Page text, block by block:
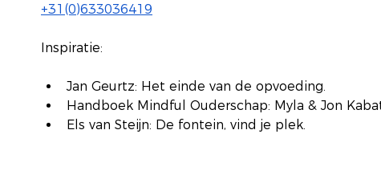
+31(0)633036419
Inspiratie:
Jan Geurtz: Het einde van de opvoeding.
Handboek Mindful Ouderschap: Myla & Jon
Els van Steijn: De fontein, vind je plek.